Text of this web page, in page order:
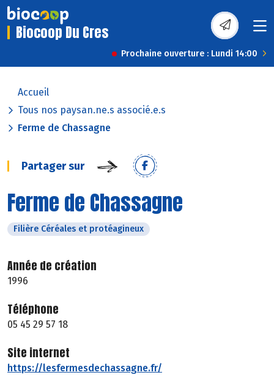
Biocoop Du Cres
Prochaine ouverture : Lundi 14:00
Accueil
Tous nos paysan.ne.s associé.e.s
Ferme de Chassagne
Partager sur
Ferme de Chassagne
Filière Céréales et protéagineux
Année de création
1996
Téléphone
05 45 29 57 18
Site internet
https://lesfermesdechassagne.fr/